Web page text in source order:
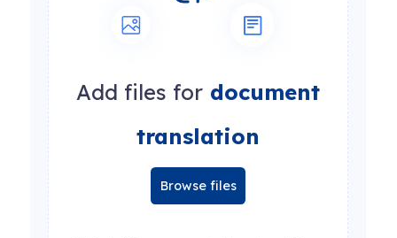
Add files for document
translation
Browse files